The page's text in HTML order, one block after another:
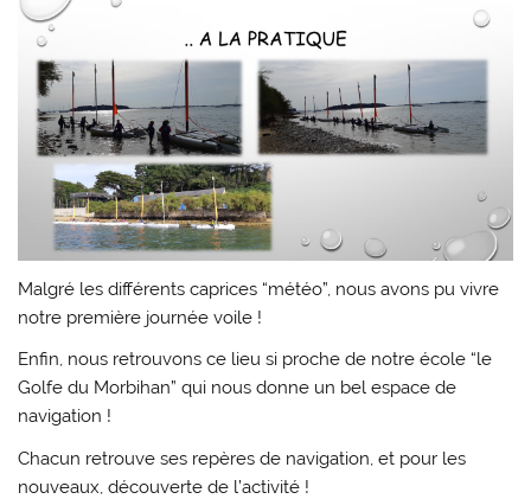
Malgré les différents caprices “météo”, nous avons pu vivre
notre première journée voile !
Enfin, nous retrouvons ce lieu si proche de notre école “le
Golfe du Morbihan” qui nous donne un bel espace de
navigation !
Chacun retrouve ses repères de navigation, et pour les
nouveaux, découverte de l’activité !